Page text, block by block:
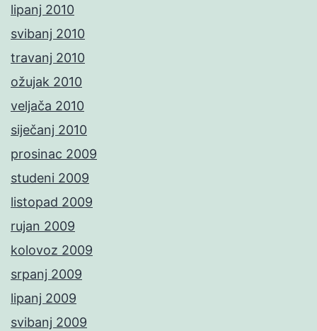
lipanj 2010
svibanj 2010
travanj 2010
ožujak 2010
veljača 2010
siječanj 2010
prosinac 2009
studeni 2009
listopad 2009
rujan 2009
kolovoz 2009
srpanj 2009
lipanj 2009
svibanj 2009